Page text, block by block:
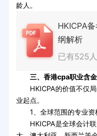
龄人。
HKICPA
纲解析
已有525
三、香港cpa职业含
HKICPA的价值不仅局
业起点。
1、全球范围的专业资
HKICPA是全球会计联